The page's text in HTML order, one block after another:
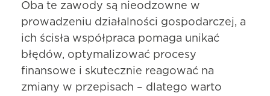
Oba te zawody są nieodzowne w
prowadzeniu działalności gospodarczej, a
ich ścisła współpraca pomaga unikać
błędów, optymalizować procesy
finansowe i skutecznie reagować na
zmiany w przepisach – dlatego warto